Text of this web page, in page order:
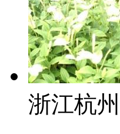
浙江杭州